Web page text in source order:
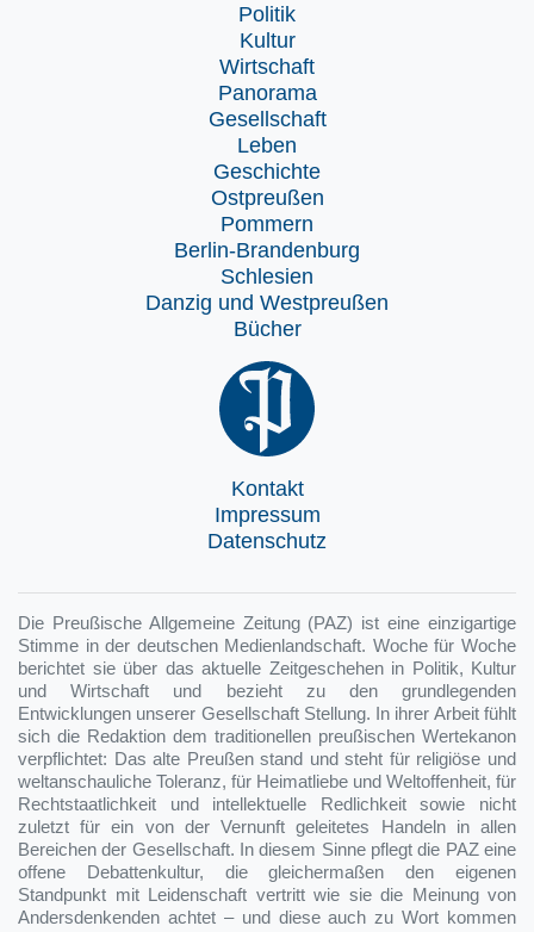
Politik
Kultur
Wirtschaft
Panorama
Gesellschaft
Leben
Geschichte
Ostpreußen
Pommern
Berlin-Brandenburg
Schlesien
Danzig und Westpreußen
Bücher
Kontakt
Impressum
Datenschutz
Die Preußische Allgemeine Zeitung (PAZ) ist eine einzigartige
Stimme in der deutschen Medienlandschaft. Woche für Woche
berichtet sie über das aktuelle Zeitgeschehen in Politik, Kultur
und Wirtschaft und bezieht zu den grundlegenden
Entwicklungen unserer Gesellschaft Stellung. In ihrer Arbeit fühlt
sich die Redaktion dem traditionellen preußischen Wertekanon
verpflichtet: Das alte Preußen stand und steht für religiöse und
weltanschauliche Toleranz, für Heimatliebe und Weltoffenheit, für
Rechtstaatlichkeit und intellektuelle Redlichkeit sowie nicht
zuletzt für ein von der Vernunft geleitetes Handeln in allen
Bereichen der Gesellschaft. In diesem Sinne pflegt die PAZ eine
offene Debattenkultur, die gleichermaßen den eigenen
Standpunkt mit Leidenschaft vertritt wie sie die Meinung von
Andersdenkenden achtet – und diese auch zu Wort kommen